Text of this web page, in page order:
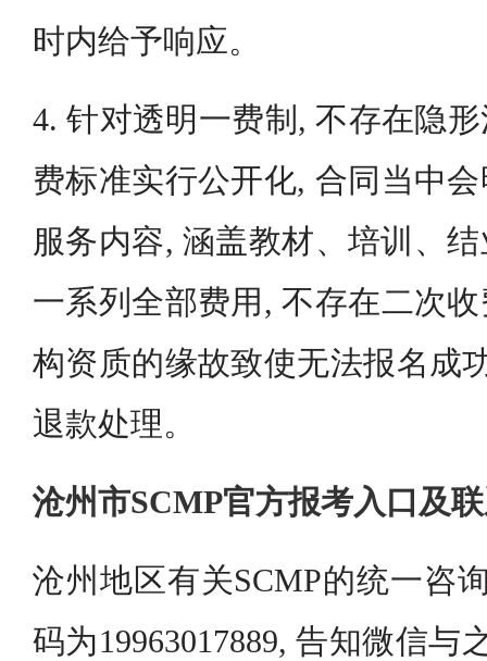
时内给予响应。
4. 针对透明一费制, 不存在隐
费标准实行公开化, 合同当中
服务内容, 涵盖教材、培训、
一系列全部费用, 不存在二次
构资质的缘故致使无法报名成
退款处理。
沧州市SCMP官方报考入口及
沧州地区有关SCMP的统一咨
码为19963017889, 告知微信与